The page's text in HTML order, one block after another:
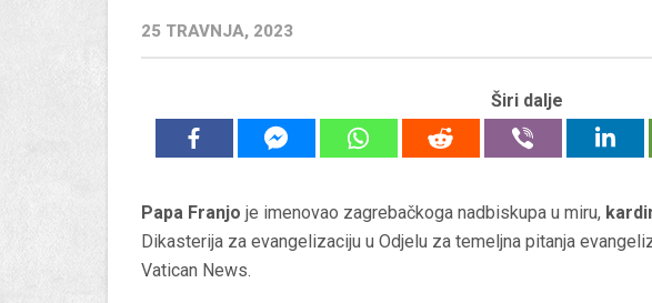
25 TRAVNJA, 2023
Širi dalje
Papa Franjo je imenovao zagrebačkoga nadbiskupa u miru,
Dikasterija za evangelizaciju u Odjelu za temeljna pitanja
Vatican News.